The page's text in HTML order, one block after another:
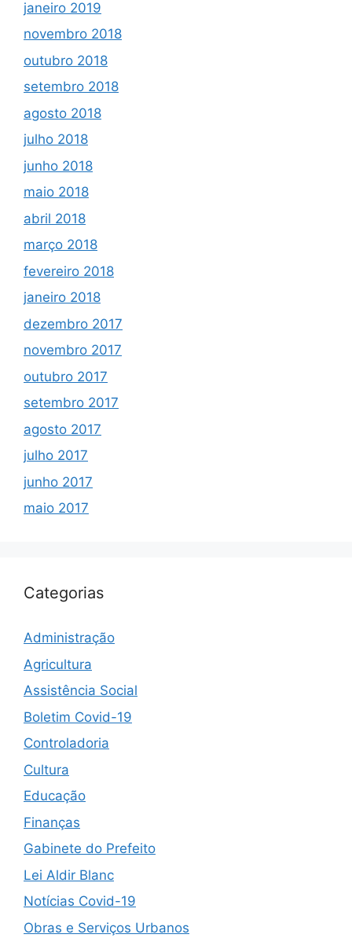
janeiro 2019
novembro 2018
outubro 2018
setembro 2018
agosto 2018
julho 2018
junho 2018
maio 2018
abril 2018
março 2018
fevereiro 2018
janeiro 2018
dezembro 2017
novembro 2017
outubro 2017
setembro 2017
agosto 2017
julho 2017
junho 2017
maio 2017
Categorias
Administração
Agricultura
Assistência Social
Boletim Covid-19
Controladoria
Cultura
Educação
Finanças
Gabinete do Prefeito
Lei Aldir Blanc
Notícias Covid-19
Obras e Serviços Urbanos